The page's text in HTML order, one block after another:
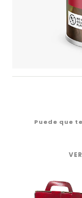
Puede que